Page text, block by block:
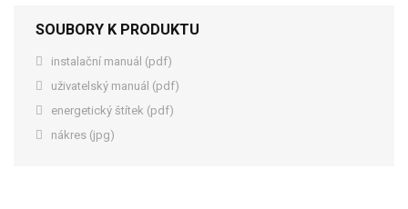
SOUBORY K PRODUKTU
instalační manuál (pdf)
uživatelský manuál (pdf)
energetický štítek (pdf)
nákres (jpg)